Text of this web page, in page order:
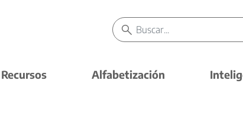
Recursos Alfabetización